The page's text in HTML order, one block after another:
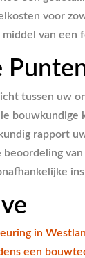
voor
van
tussen uw
bouwkundige
rapport
in
een